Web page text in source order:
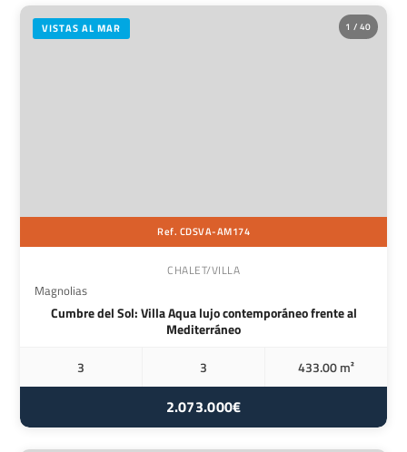
1 / 40
VISTAS AL MAR
Ref. CDSVA-AM174
CHALET/VILLA
Magnolias
Cumbre del Sol: Villa Aqua lujo contemporáneo frente al
Mediterráneo
3
3 433.00 m²
2.073.000€